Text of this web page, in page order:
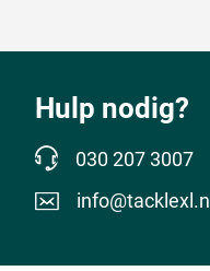
Hulp nodig?
030 207 3007
info@tacklexl.nl